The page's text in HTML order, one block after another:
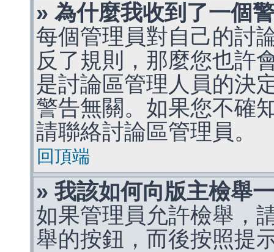
» 為什麼我收到了一個
每個管理員對自己的討
反了規則，那麼您也許
是討論區管理人員的決
警告無關。如果您不確
請聯絡討論區管理員。
回頂端
» 我該如何向版主檢舉
如果管理員允許檢舉，
舉的按鈕，而後按照提